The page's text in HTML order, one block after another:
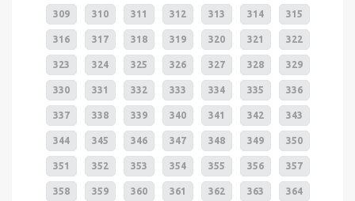
309 310 311 312 313 314 315
316 317 318 319 320 321 322
323 324 325 326 327 328 329
330 331 332 333 334 335 336
337 338 339 340 341 342 343
344 345 346 347 348 349 350
351 352 353 354 355 356 357
358 359 360 361 362 363 364